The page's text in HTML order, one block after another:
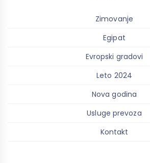
Zimovanje
Egipat
Evropski gradovi
Leto 2024
Nova godina
Usluge prevoza
Kontakt